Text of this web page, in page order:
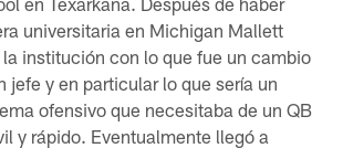
universitaria en Michigan Mallett
institución con lo que fue un cambio
jefe y en particular lo que sería un
ofensivo que necesitaba de un QB
y rápido. Eventualmente llegó a